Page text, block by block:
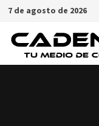
Saltar
contenido
7 de agosto de 2026